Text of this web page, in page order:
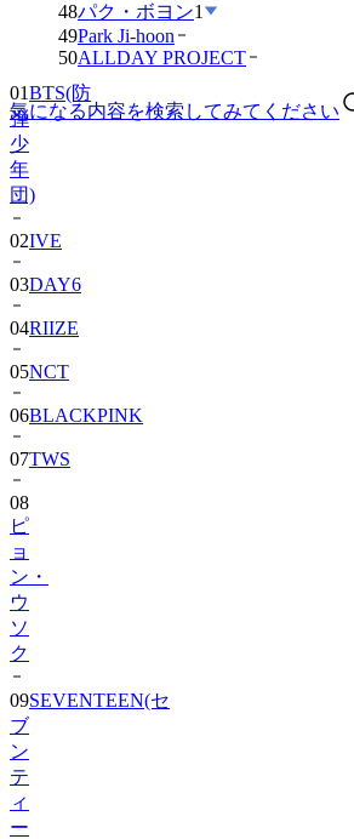
48パク・ボヨン1
49Park Ji-hoon
50ALLDAY PROJECT
気になる内容を検索してみてください
BTS(防
少
年
団)
02 IVE
03DAY6
04RIIZE
05NCT
06BLACKPINK
07TWS
08
ピ
ョ
ン・
ウ
ソ
ク
09
ブ
ン
テ
ィ
ー
ン)